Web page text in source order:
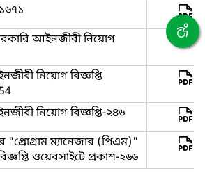
আইনজীবী নিয়োগ
নিয়োগ বিজ্ঞপ্তি
নিয়োগ বিজ্ঞপ্তি-২৪৬
ম্যানেজার (পিএম)"
ওয়েবসাইটে প্রকাশ-২৬৬